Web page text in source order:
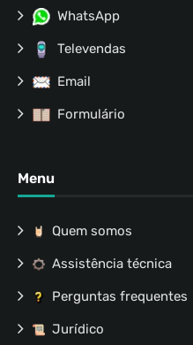
WhatsApp
Televendas
Email
Formulário
Menu
Quem somos
Assistência técnica
Perguntas frequentes
Jurídico